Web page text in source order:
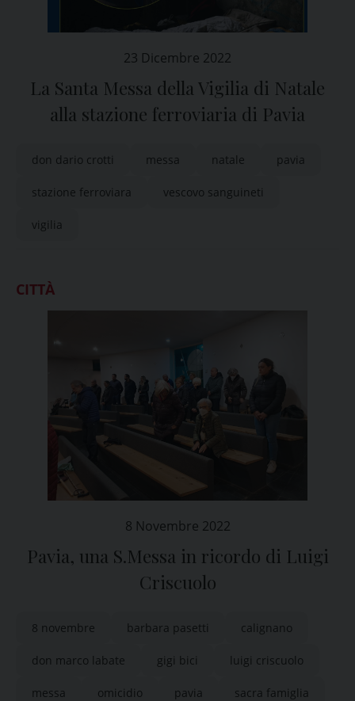
23 Dicembre 2022
La Santa Messa della Vigilia di Natale
alla stazione ferroviaria di Pavia
don dario crotti messa natale pavia
stazione ferroviara vescovo sanguineti
vigilia
CITTÀ
8 Novembre 2022
Pavia, una S.Messa in ricordo di Luigi
Criscuolo
8 novembre barbara pasetti calignano
don marco labate gigi bici luigi criscuolo
messa omicidio pavia sacra famiglia